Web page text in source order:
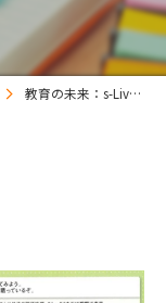
教育の未来：s-Liveの成功例